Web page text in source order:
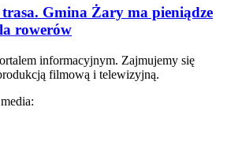
Gmina Żary ma pieniądze
rowerów
informacyjnym. Zajmujemy się
filmową i telewizyjną.